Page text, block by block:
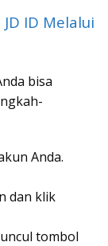
ID Melalui
bisa
Anda.
dan klik
tombol